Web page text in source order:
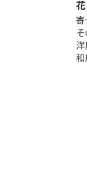
花
寄